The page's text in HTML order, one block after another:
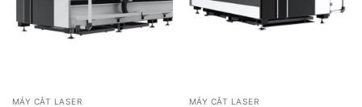
MÁY CẮT LASER MÁY CẮT LASER